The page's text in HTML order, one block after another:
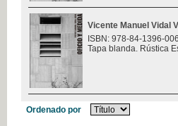
Vicente Manuel Vidal
ISBN: 978-84-1396-
Tapa blanda. Rústica
Ordenado por